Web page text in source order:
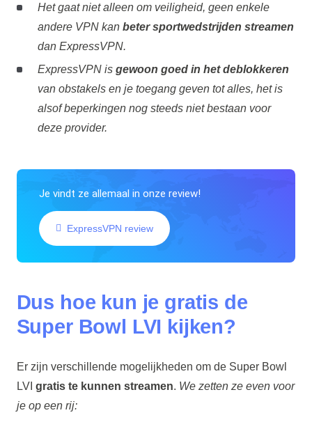
Het gaat niet alleen om veiligheid, geen enkele
andere VPN kan beter sportwedstrijden streamen
dan ExpressVPN.
ExpressVPN is gewoon goed in het deblokkeren
van obstakels en je toegang geven tot alles, het is
alsof beperkingen nog steeds niet bestaan voor
deze provider.
Je vindt ze allemaal in onze review!
ExpressVPN review
Dus hoe kun je gratis de
Super Bowl LVI kijken?
Er zijn verschillende mogelijkheden om de Super Bowl
LVI gratis te kunnen streamen. We zetten ze even voor
je op een rij: